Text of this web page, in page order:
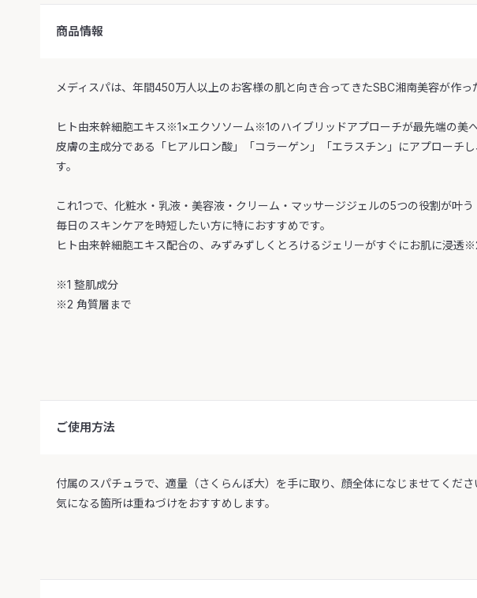
商品情報
メディスパは、年間450万人以上のお客様の肌と向き合ってきたSBC湘南美容が作
ヒト由来幹細胞エキス※1×エクソソーム※1のハイブリッドアプローチが最先端の美
皮膚の主成分である「ヒアルロン酸」「コラーゲン」「エラスチン」にアプローチ
す。
これ1つで、化粧水・乳液・美容液・クリーム・マッサージジェルの5つの役割が叶
毎日のスキンケアを時短したい方に特におすすめです。
ヒト由来幹細胞エキス配合の、みずみずしくとろけるジェリーがすぐにお肌に浸透
※1 整肌成分
※2 角質層まで
ご使用方法
付属のスパチュラで、適量（さくらんぼ大）を手に取り、顔全体になじませてくださ
気になる箇所は重ねづけをおすすめします。